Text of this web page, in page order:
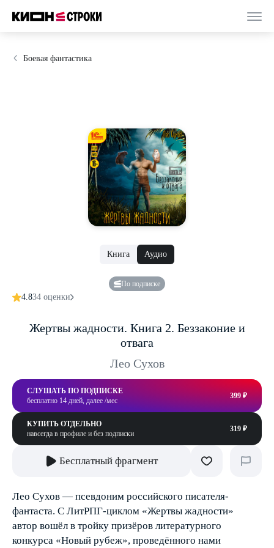
Боевая фантастика
Книга Аудио
По подписке
4.834 оценки
Жертвы жадности. Книга 2. Беззаконие и
отвага
Лео Сухов
СЛУШАТЬ ПО ПОДПИСКЕ
бесплатно 14 дней, далее /мес
399 ₽
КУПИТЬ ОТДЕЛЬНО
навсегда в профиле и без подписки
319 ₽
Бесплатный фрагмент
Лео Сухов — псевдоним российского писателя-
фантаста. С ЛитРПГ-циклом «Жертвы жадности»
автор вошёл в тройку призёров литературного
конкурса «Новый рубеж», проведённого нами